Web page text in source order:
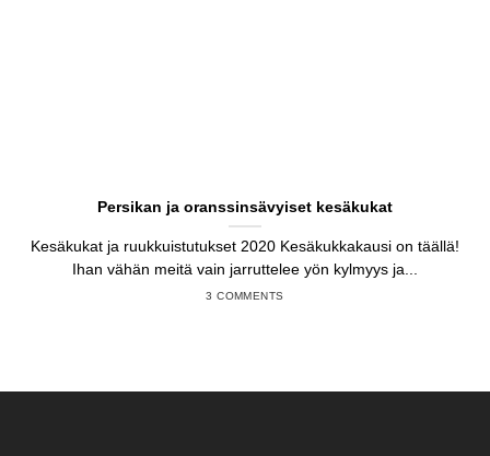
Persikan ja oranssinsävyiset kesäkukat
Kesäkukat ja ruukkuistutukset 2020 Kesäkukkakausi on täällä!
Ihan vähän meitä vain jarruttelee yön kylmyys ja...
3 COMMENTS